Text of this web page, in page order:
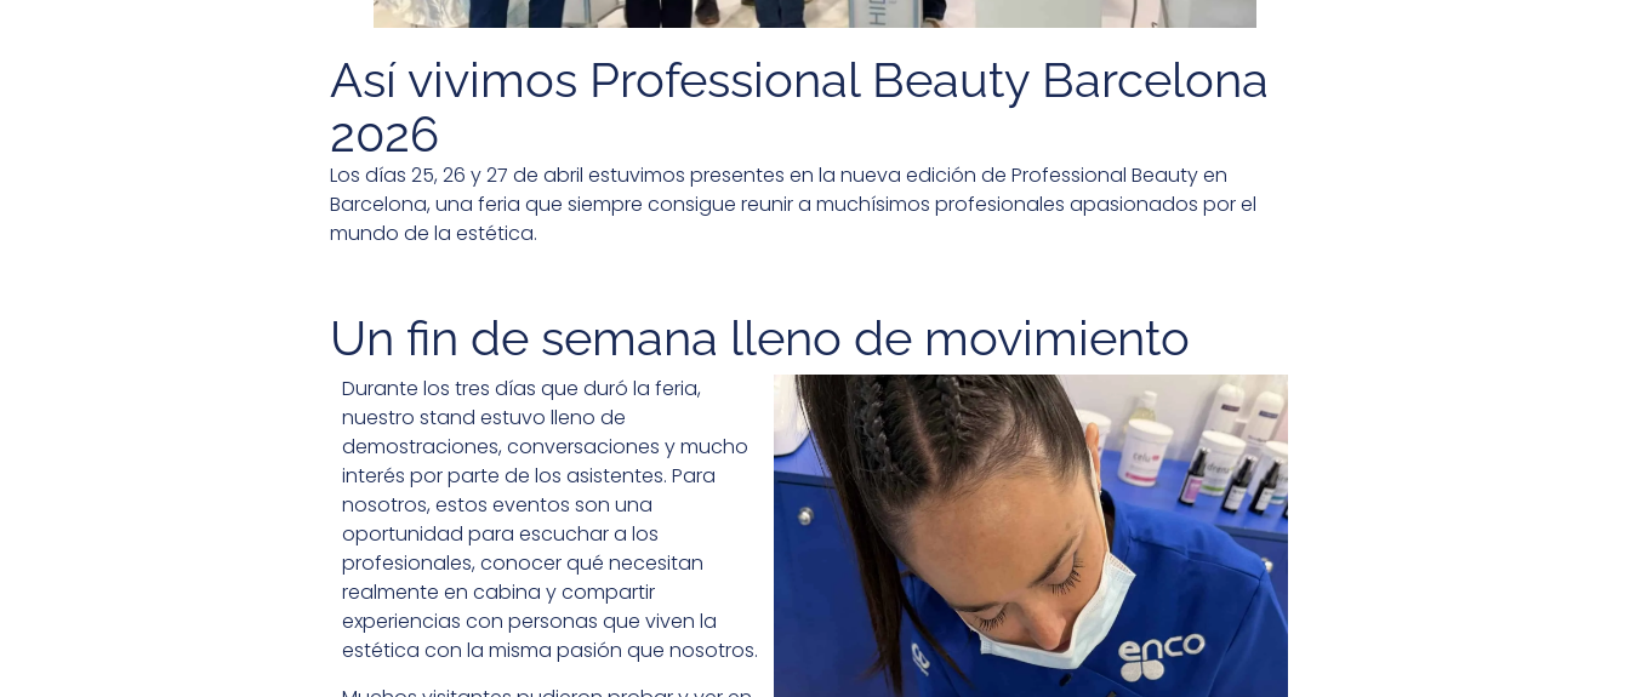
Así vivimos Professional Beauty Barcelona
2026
Los días 25, 26 y 27 de abril estuvimos presentes en la nueva edición de Professional Beauty en
Barcelona, una feria que siempre consigue reunir a muchísimos profesionales apasionados por el
mundo de la estética.
Un fin de semana lleno de movimiento
Durante los tres días que duró la feria,
nuestro stand estuvo lleno de
demostraciones, conversaciones y mucho
interés por parte de los asistentes. Para
nosotros, estos eventos son una
oportunidad para escuchar a los
profesionales, conocer qué necesitan
realmente en cabina y compartir
experiencias con personas que viven la
estética con la misma pasión que nosotros.